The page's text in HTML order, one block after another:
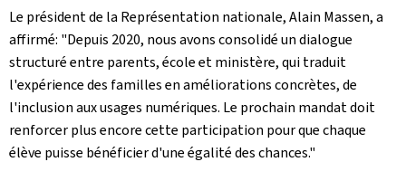
Le président de la Représentation nationale, Alain Massen, a
affirmé: "Depuis 2020, nous avons consolidé un dialogue
structuré entre parents, école et ministère, qui traduit
l'expérience des familles en améliorations concrètes, de
l'inclusion aux usages numériques. Le prochain mandat doit
renforcer plus encore cette participation pour que chaque
élève puisse bénéficier d'une égalité des chances."